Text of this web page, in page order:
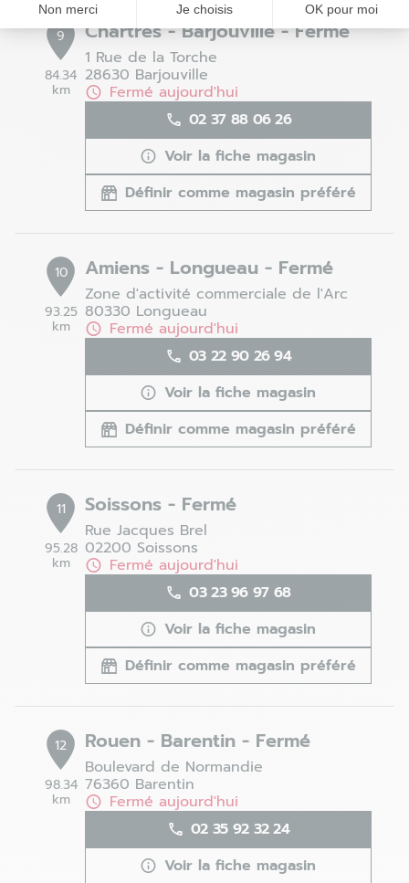
Non merci Je choisis OK pour moi
9
84.34
km
Chartres - Barjouville - Fermé
1 Rue de la Torche
28630 Barjouville
Fermé aujourd'hui
02 37 88 06 26
Voir la fiche magasin
Définir comme magasin préféré
10
93.25
km
Amiens - Longueau - Fermé
Zone d'activité commerciale de l'Arc
80330 Longueau
Fermé aujourd'hui
03 22 90 26 94
Voir la fiche magasin
Définir comme magasin préféré
11
95.28
km
Soissons - Fermé
Rue Jacques Brel
02200 Soissons
Fermé aujourd'hui
03 23 96 97 68
Voir la fiche magasin
Définir comme magasin préféré
12
98.34
km
Rouen - Barentin - Fermé
Boulevard de Normandie
76360 Barentin
Fermé aujourd'hui
02 35 92 32 24
Voir la fiche magasin